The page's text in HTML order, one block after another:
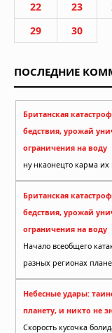
22
23
29
30
ПОСЛЕДНИЕ
Британская
бедствия, урожай
ограничения на воду
ну нкаонецто карма их
Британская
бедствия, урожай
ограничения на воду
Начало всеобщего
разных регионах
Небесные удары:
планету, и никто не
Скорость кусочка